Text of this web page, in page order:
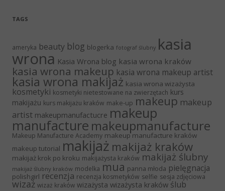
TAGS
ameryka beauty blog blogerka fotograf ślubny kasia
wrona Kasia Wrona blog kasia wrona kraków
kasia wrona makeup kasia wrona makeup artist
kasia wrona makijaż kasia wrona wizażysta
kosmetyki kosmetyki nietestowane na zwierzętach kurs
makijażu kurs makijażu kraków make-up makeup makeup
artist makeupmanufactucre makeup
manufacture makeupmanufacture
Makeup Manufacture Academy makeup manufacture kraków
makeup tutorial makijaż makijaż kraków
makijaż krok po kroku makijażysta kraków makijaż ślubny
makijaż ślubny kraków modelka mua panna młoda pielęgnacja
polishgirl recenzja recenzja kosmetyków selfie sesja zdjęciowa
wizaż wizaż kraków wizażysta wizażysta kraków ślub